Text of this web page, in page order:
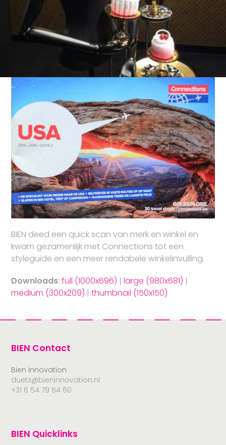
BIEN deed een quick scan van merk en winkel en
kwam gezamenlijk met Connections tot een
styleguide en een meer rendabele winkelinvulling.
Downloads:full (1000x696) |large (980x681) |
medium (300x209) |thumbnail (150x150)
BIEN Contact
Bien Innovation
duetz@bieninnovation.nl
+31 6 54 79 54 60
BIEN Quicklinks